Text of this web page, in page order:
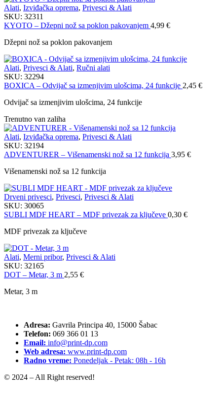
Alati, Izviđačka oprema, Privesci & Alati
SKU: 32311
KYOTO – Džepni nož sa poklon pakovanjem 4,99 €
Džepni nož sa poklon pakovanjem
Alati, Privesci & Alati, Ručni alati
SKU: 32294
BOXICA – Odvijač sa izmenjivim ulošcima, 24 funkcije 2,45 €
Odvijač sa izmenjivim ulošcima, 24 funkcije
Trenutno van zaliha
Alati, Izviđačka oprema, Privesci & Alati
SKU: 32194
ADVENTURER – Višenamenski nož sa 12 funkcija 3,95 €
Višenamenski nož sa 12 funkcija
Drveni privesci, Privesci, Privesci & Alati
SKU: 30065
SUBLI MDF HEART – MDF privezak za ključeve 0,30 €
MDF privezak za ključeve
Alati, Merni pribor, Privesci & Alati
SKU: 32165
DOT – Metar, 3 m 2,55 €
Metar, 3 m
Adresa: Gavrila Principa 40, 15000 Šabac
Telefon: 069 366 01 13
Email: info@print-dp.com
Web adresa: www.print-dp.com
Radno vreme: Ponedeljak - Petak: 08h - 16h
© 2024 – All Right reserved!